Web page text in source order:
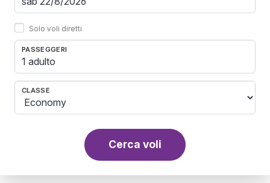
Solo voli diretti
PASSEGGERI
1 adulto
CLASSE
Cerca voli